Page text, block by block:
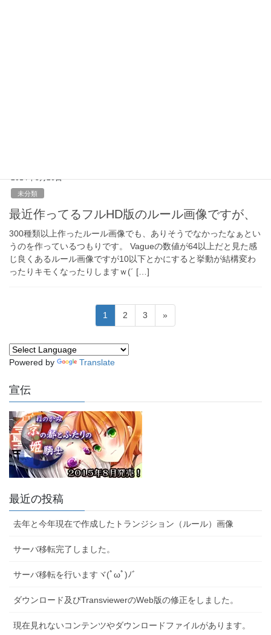
2014年5月26日
未分類
最近作ってるフルHD版のルール画像ですが、
300種類以上作ったルール画像でも、ありそうでなかったなぁとい
うのを作っているつもりです。 Vagueの数値が64以上だと見た感
じ良くあるルール画像ですが10以下とかにすると挙動が結構変わ
ったりキモくなったりしますｗ(´ […]
の
ペ
ー
ジ
送
り
固
定
ペ
ー
1
固
定
ペ
ー
2
固
定
3 »
Powered by Translate
宣伝
最近の投稿
去年と今年現在で作成したトランジション（ルール）画像
サーバ移転完了しました。
サーバ移転を行いますヾ(ﾟωﾟ)ﾉ゛
ダウンロード及びTransviewerのWeb版の修正をしました。
現在見れないコンテンツやダウンロードファイルがあります。